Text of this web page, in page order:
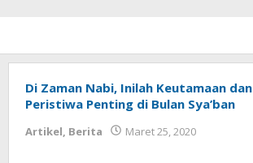
Di Zaman Nabi, Inilah Keutamaan dan
Peristiwa Penting di Bulan Sya’ban
Artikel, Berita Maret 25, 2020